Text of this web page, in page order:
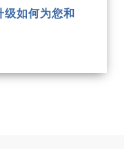
级如何为您和